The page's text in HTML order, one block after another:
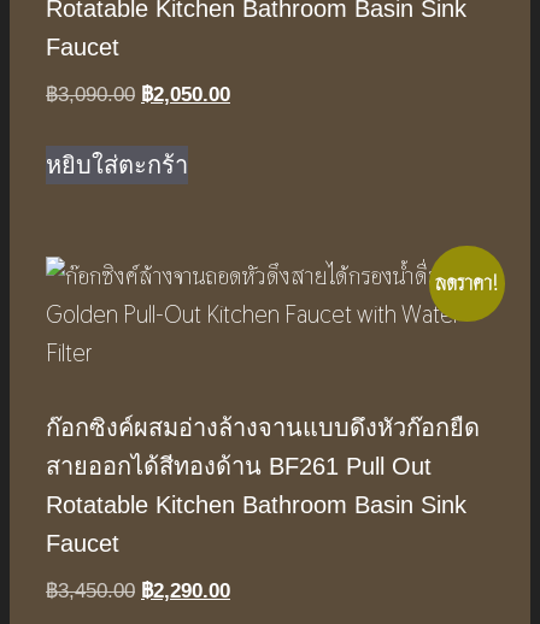
Rotatable Kitchen Bathroom Basin Sink
Faucet
฿3,090.00 Original
was:
฿3,090.00.
฿2,050.00Current
หยิบใส่ตะกร้า
ลดราคา!
ก๊อกซิงค์ผสมอ่างล้างจานแบบดึงหัวก๊อกยืด
สายออกได้สีทองด้าน BF261 Pull Out
Rotatable Kitchen Bathroom Basin Sink
Faucet
฿3,450.00 Original
฿2,290.00Current